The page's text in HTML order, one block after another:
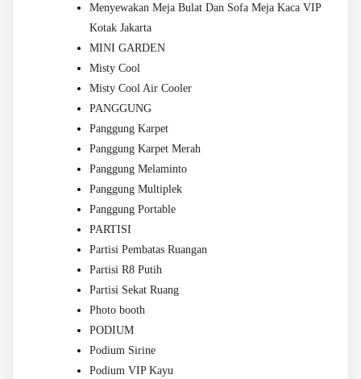
Menyewakan Meja Bulat Dan Sofa Meja Kaca VIP
Kotak Jakarta
MINI GARDEN
Misty Cool
Misty Cool Air Cooler
PANGGUNG
Panggung Karpet
Panggung Karpet Merah
Panggung Melaminto
Panggung Multiplek
Panggung Portable
PARTISI
Partisi Pembatas Ruangan
Partisi R8 Putih
Partisi Sekat Ruang
Photo booth
PODIUM
Podium Sirine
Podium VIP Kayu